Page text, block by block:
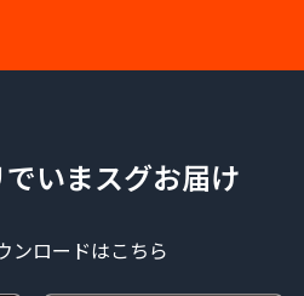
いまスグお届け
ンロードはこちら